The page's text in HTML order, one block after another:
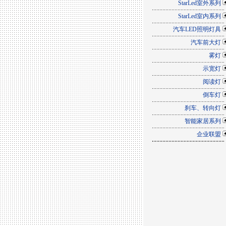
StarLed室外系列
StarLed室内系列
汽车LED照明灯具
汽车前大灯
雾灯
示宽灯
阅读灯
倒车灯
刹车、转向灯
智能家居系列
企业联盟